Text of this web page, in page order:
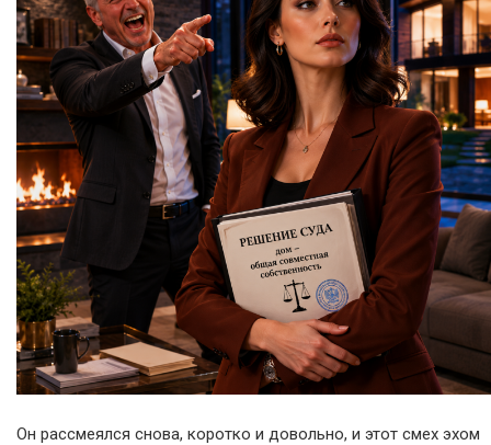
Он рассмеялся снова, коротко и довольно, и этот смех эхом